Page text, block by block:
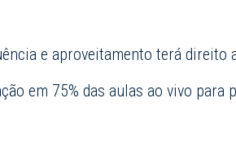
e aproveitamento terá direito
em 75% das aulas ao vivo para